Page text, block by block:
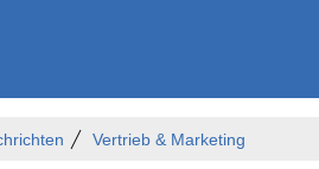
Vertrieb & Marketing